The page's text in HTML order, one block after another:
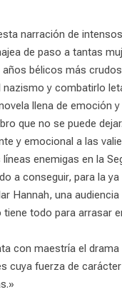
narración de
de paso a tantas
bélicos más
y combatirlo
llena de emoción
que no se puede
y emocional a las
enemigas en la
a conseguir, para la ya
Hannah, una
tiene todo para arrasar
con maestría el drama
cuya fuerza de